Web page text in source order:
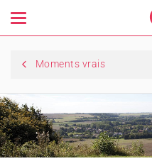
Toggle
navigation
Moments vrais